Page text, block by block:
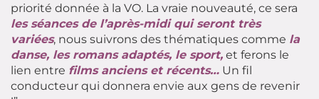
priorité donnée à la VO. La vraie nouveauté, ce sera
les séances de l’après-midi qui seront très
variées, nous suivrons des thématiques comme la
danse, les romans adaptés, le sport, et ferons le
lien entre films anciens et récents… Un fil
conducteur qui donnera envie aux gens de revenir